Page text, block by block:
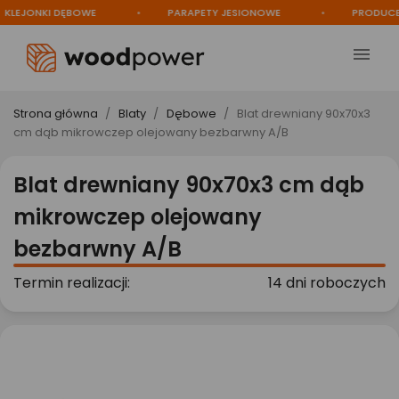
DĘBOWE PARAPETY JESIONOWE PRODUCENT

Strona główna Blaty Dębowe
Blat drewniany 90x70x3
cm dąb mikrowczep olejowany bezbarwny A/B
Blat drewniany 90x70x3 cm dąb
mikrowczep olejowany
bezbarwny A/B
Termin realizacji: 14 dni roboczych